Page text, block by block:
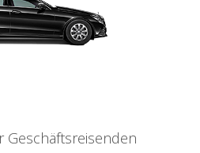
Geschäftsreisenden